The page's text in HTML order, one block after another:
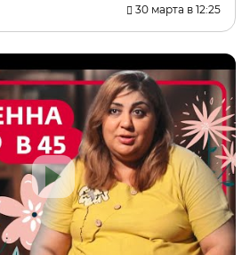
30 марта в 12:25